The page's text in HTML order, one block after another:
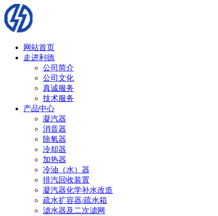
网站首页
走进利德
公司简介
公司文化
真诚服务
技术服务
产品中心
凝汽器
消音器
除氧器
冷却器
加热器
冷油（水）器
排汽回收装置
凝汽器化学补水改造
疏水扩容器/疏水箱
滤水器及二次滤网